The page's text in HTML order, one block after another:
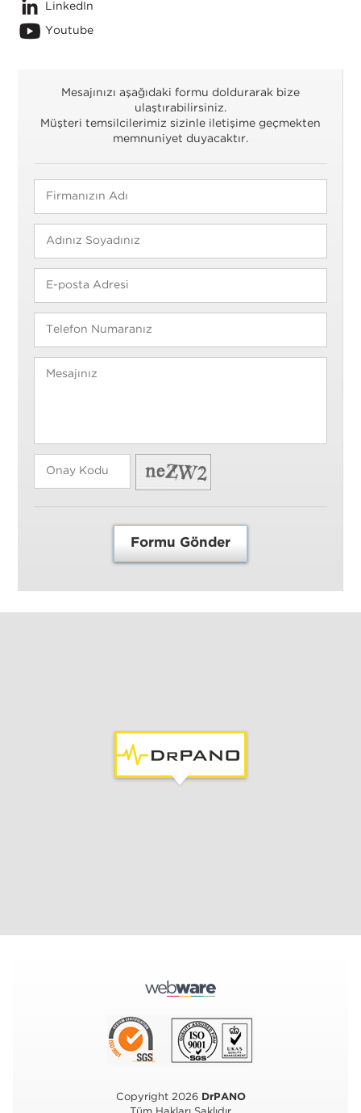
LinkedIn
Youtube
Mesajınızı aşağıdaki formu doldurarak bize
ulaştırabilirsiniz.
Müşteri temsilcilerimiz sizinle iletişime geçmekten
memnuniyet duyacaktır.
Formu Gönder
Copyright 2026
DrPANO